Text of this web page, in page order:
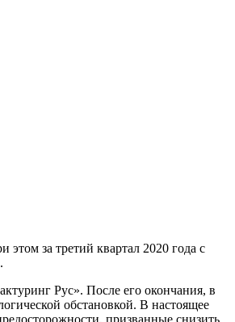
за третий квартал 2020 года с
Рус». После его окончания, в
обстановкой. В настоящее
призванные снизить